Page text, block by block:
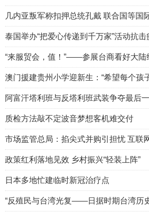
几内亚叛军称扣押总统孔戴 联合国等国
泰国举办“把爱心传递到千万家”活动抗击
“来服贸会，值！”——参展台商看好大陆
澳门援建贵州小学迎新生：“希望每个孩
阿富汗塔利班与反塔利班武装争夺最后
质检方法敲不定波音梦想客机难交付
市场监管总局：掐尖式并购引担忧 互联
政策红利落地见效 乡村振兴“轻装上阵”
日本多地忙建临时新冠治疗点
“反殖民与台湾光复——日据时期台湾历